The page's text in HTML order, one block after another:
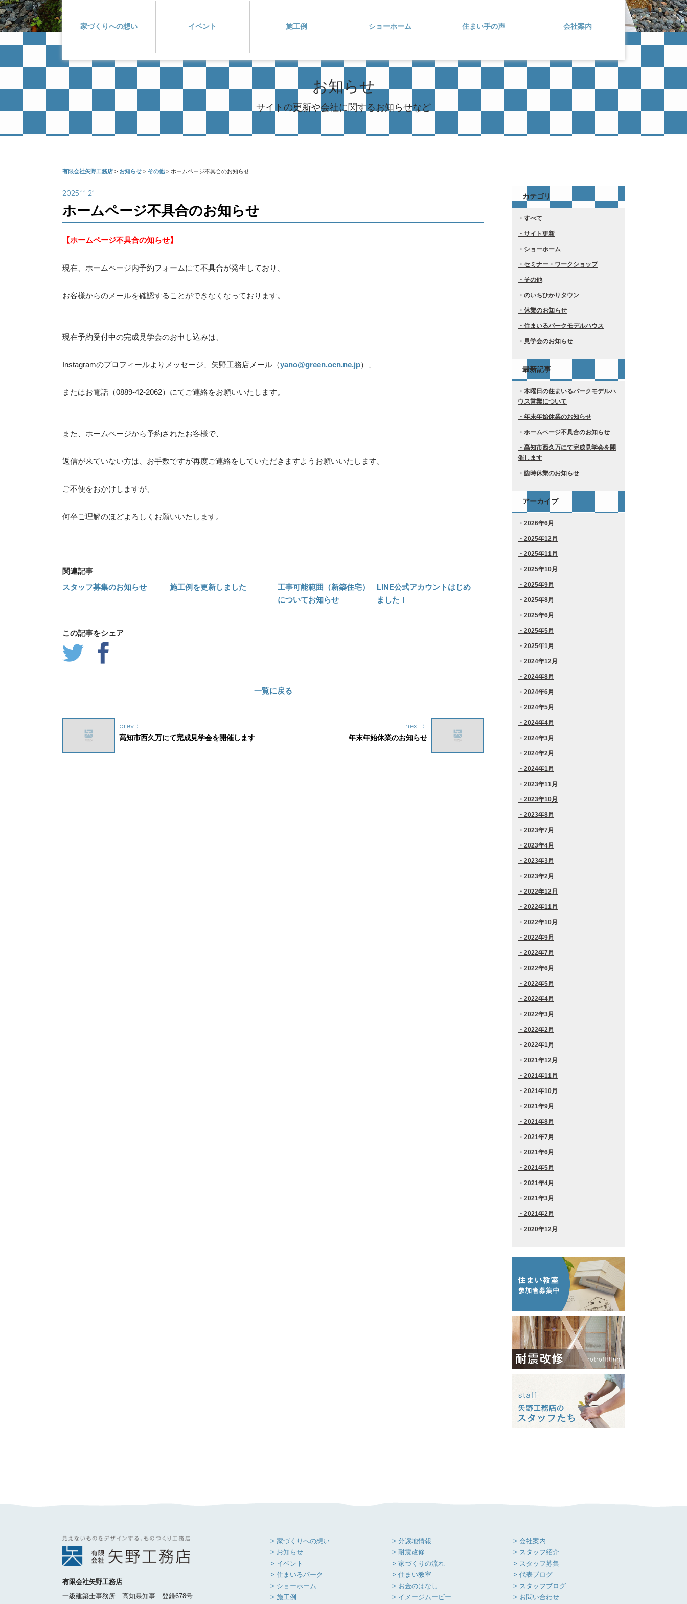
家づくりへの想い イベント 施工例 ショーホーム 住まい手の声 会社案内
お知らせ
サイトの更新や会社に関するお知らせなど
有限会社矢野工務店 > お知らせ > その他> ホームページ不具合のお知らせ
2025.11.21
ホームページ不具合のお知らせ
【ホームページ不具合の知らせ】
現在、ホームページ内予約フォームにて不具合が発生しており、
お客様からのメールを確認することができなくなっております。
現在予約受付中の完成見学会のお申し込みは、
Instagramのプロフィールよりメッセージ、矢野工務店メール（yano@green.ocn.ne.jp）、
またはお電話（0889-42-2062）にてご連絡をお願いいたします。
また、ホームページから予約されたお客様で、
返信が来ていない方は、お手数ですが再度ご連絡をしていただきますようお願いいたします。
ご不便をおかけしますが、
何卒ご理解のほどよろしくお願いいたします。
関連記事
スタッフ募集のお知らせ
施工例を更新しました
工事可能範囲（新築住宅）
についてお知らせ
LINE公式アカウントはじめ
ました！
この記事をシェア
一覧に戻る
prev：
高知市西久万にて完成見学会を開催します
next：
年末年始休業のお知らせ
カテゴリ
すべて
サイト更新
ショーホーム
セミナー・ワークショップ
その他
のいちひかりタウン
休業のお知らせ
住まいるパークモデルハウス
見学会のお知らせ
最新記事
木曜日の住まいるパークモデルハ
ウス営業について
年末年始休業のお知らせ
ホームページ不具合のお知らせ
高知市西久万にて完成見学会を開
催します
臨時休業のお知らせ
アーカイブ
2026年6月
2025年12月
2025年11月
2025年10月
2025年9月
2025年8月
2025年6月
2025年5月
2025年1月
2024年12月
2024年8月
2024年6月
2024年5月
2024年4月
2024年3月
2024年2月
2024年1月
2023年11月
2023年10月
2023年8月
2023年7月
2023年4月
2023年3月
2023年2月
2022年12月
2022年11月
2022年10月
2022年9月
2022年7月
2022年6月
2022年5月
2022年4月
2022年3月
2022年2月
2022年1月
2021年12月
2021年11月
2021年10月
2021年9月
2021年8月
2021年7月
2021年6月
2021年5月
2021年4月
2021年3月
2021年2月
2020年12月
有限会社矢野工務店
一級建築士事務所 高知県知事 登録678号
> 家づくりへの想い
> お知らせ
> イベント
> 住まいるパーク
> ショーホーム
> 施工例
> 分譲地情報
> 耐震改修
> 家づくりの流れ
> 住まい教室
> お金のはなし
> イメージムービー
> 会社案内
> スタッフ紹介
> スタッフ募集
> 代表ブログ
> スタッフブログ
> お問い合わせ